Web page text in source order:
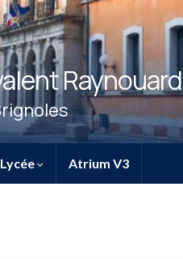
Raynouard
Atrium V3